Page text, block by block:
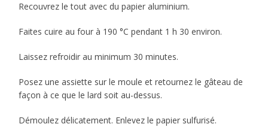
Recouvrez le tout avec du papier aluminium.
Faites cuire au four à 190 °C pendant 1 h 30 environ.
Laissez refroidir au minimum 30 minutes.
Posez une assiette sur le moule et retournez le gâteau de
façon à ce que le lard soit au-dessus.
Démoulez délicatement. Enlevez le papier sulfurisé.